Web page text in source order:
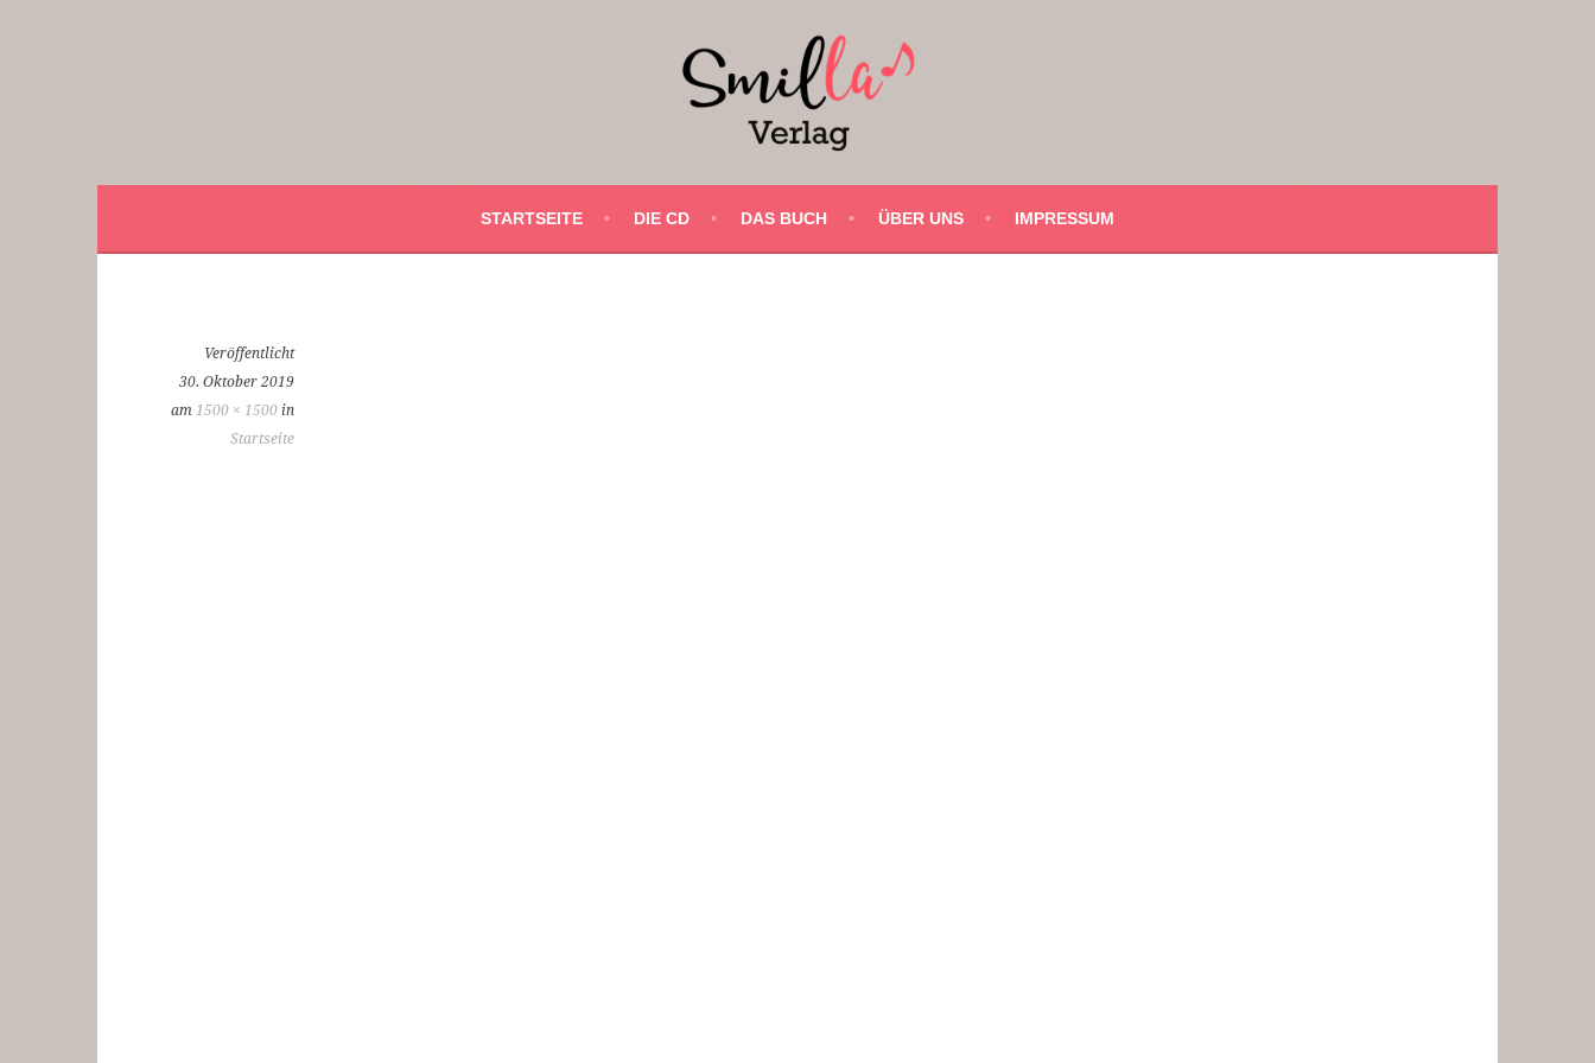
STARTSEITE DIE CD DAS BUCH ÜBER UNS IMPRESSUM
Veröffentlicht
30. Oktober 2019
am 1500 × 1500 in
Startseite